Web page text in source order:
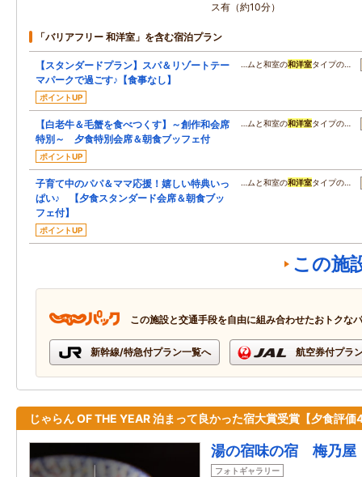
ス有（約10分）
「バリアフリー 和洋室」を含む宿泊プラン
【スタンダードプラン】スパ＆リゾートテー
マパークで過ごす♪【食事なし】
ポイントUP
…ムと和室の和洋室タイプの…
【白老牛＆毛蟹を食べつくす】～創作和会席
特別～ 夕食特別会席＆朝食ブッフェ付
ポイントUP
…ムと和室の和洋室タイプの…
子育て中のパパ＆ママ応援！嬉しい特典いっ
ぱい♪ 【夕食スタンダード会席＆朝食ブッ
フェ付】
ポイントUP
…ムと和室の和洋室タイプの…
この施
この施設と交通手段を自由に組み合わせたおトクな
新幹線/特急付プラン一覧へ 航空券付プラ
じゃらん OF THE YEAR 泊まって良かった宿大賞受賞【夕食評価
湯の宿味の宿 梅乃屋
フォトギャラリー